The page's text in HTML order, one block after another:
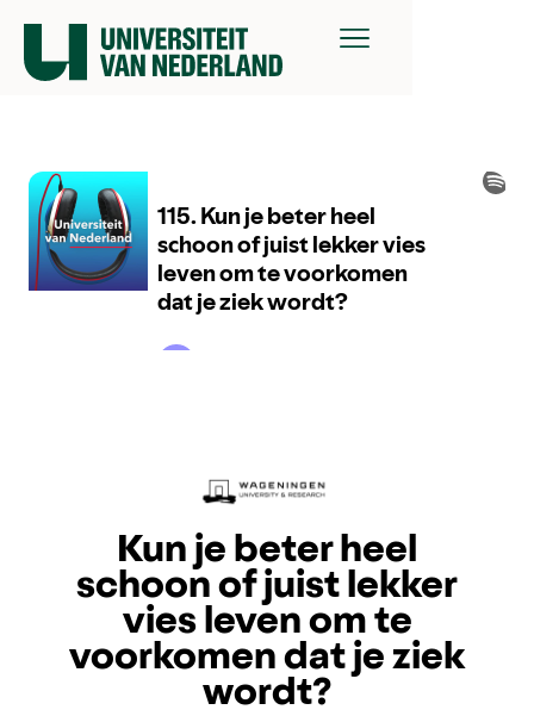
Kun je beter heel
schoon of juist lekker
vies leven om te
voorkomen dat je ziek
wordt?